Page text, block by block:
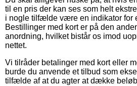
til en pris der kan ses som helt
i nogle tilfælde være en indikator for
Bestillinger med kort er på den
anordning, hvilket bistår os imod
nettet.
Vi tilråder betalinger med kort eller
burde du anvende et tilbud som
tilfælde af at du agter at dække